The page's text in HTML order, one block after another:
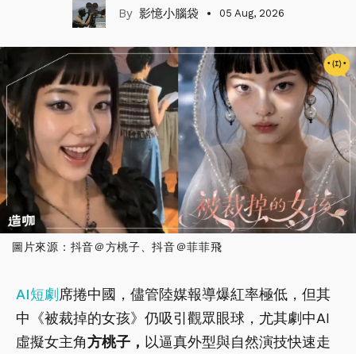
影憶小腦袋 05 Aug, 2026
圖片來源：抖音＠方桃子、抖音＠菲菲飛
AI短劇 席捲中國，儘管陸媒報導爆紅率極低，但其
中《被裁掉的女孩》仍吸引觀眾眼球，尤其劇中AI
虛擬女主角方桃子 ， 以逼真外型與自然演技快速走